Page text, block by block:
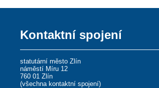
Kontaktní spojení
statutární město Zlín
náměstí Míru 12
760 01 Zlín
(všechna kontaktní spojení)